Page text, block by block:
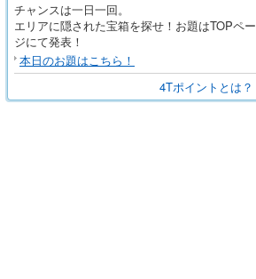
チャンスは一日一回。
エリアに隠された宝箱を探せ！お題はTOPペー
ジにて発表！
本日のお題はこちら！
4Tポイントとは？